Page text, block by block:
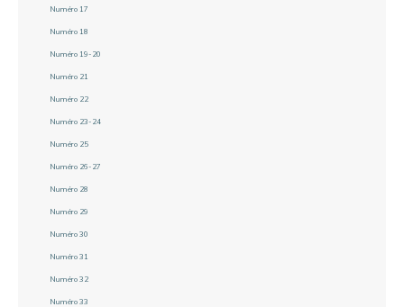
Numéro 17
Numéro 18
Numéro 19-20
Numéro 21
Numéro 22
Numéro 23-24
Numéro 25
Numéro 26-27
Numéro 28
Numéro 29
Numéro 30
Numéro 31
Numéro 32
Numéro 33